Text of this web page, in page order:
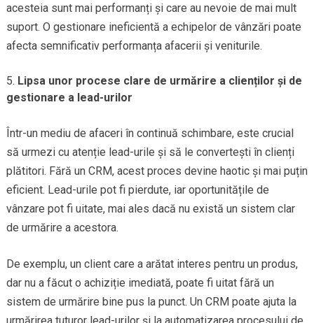
acesteia sunt mai performanți și care au nevoie de mai mult
suport. O gestionare ineficientă a echipelor de vânzări poate
afecta semnificativ performanța afacerii și veniturile.
Lipsa unor procese clare de urmărire a clienților și de
gestionare a lead-urilor
Într-un mediu de afaceri în continuă schimbare, este crucial
să urmezi cu atenție lead-urile și să le convertești în clienți
plătitori. Fără un CRM, acest proces devine haotic și mai puțin
eficient. Lead-urile pot fi pierdute, iar oportunitățile de
vânzare pot fi uitate, mai ales dacă nu există un sistem clar
de urmărire a acestora.
De exemplu, un client care a arătat interes pentru un produs,
dar nu a făcut o achiziție imediată, poate fi uitat fără un
sistem de urmărire bine pus la punct. Un CRM poate ajuta la